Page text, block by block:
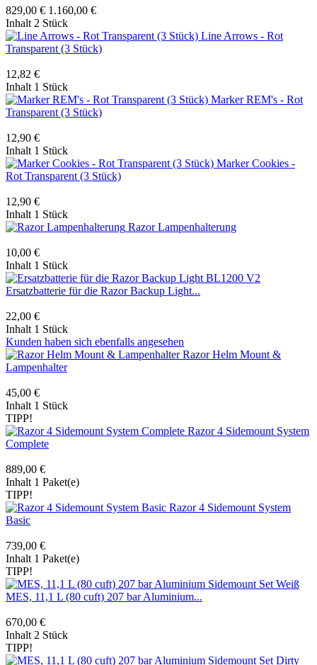
829,00 € 1.160,00 €
Inhalt 2 Stück
Line Arrows - Rot
Transparent (3 Stück)
12,82 €
Inhalt 1 Stück
Marker REM's - Rot
Transparent (3 Stück)
12,90 €
Inhalt 1 Stück
Marker Cookies -
Rot Transparent (3 Stück)
12,90 €
Inhalt 1 Stück
Razor Lampenhalterung
10,00 €
Inhalt 1 Stück
Ersatzbatterie für die Razor Backup Light...
22,00 €
Inhalt 1 Stück
Kunden haben sich ebenfalls angesehen
Razor Helm Mount &
Lampenhalter
45,00 €
Inhalt 1 Stück
TIPP!
Razor 4 Sidemount System
Complete
889,00 €
Inhalt 1 Paket(e)
TIPP!
Razor 4 Sidemount System
Basic
739,00 €
Inhalt 1 Paket(e)
TIPP!
MES, 11,1 L (80 cuft) 207 bar Aluminium...
670,00 €
Inhalt 2 Stück
TIPP!